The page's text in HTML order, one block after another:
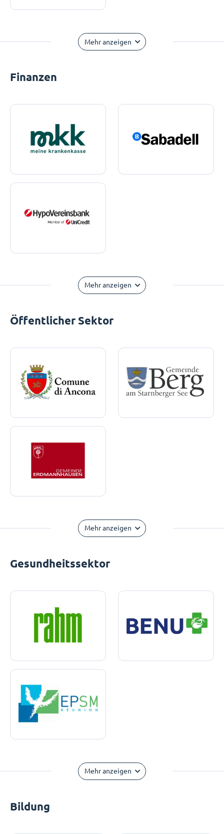
Mehr anzeigen
Finanzen
Mehr anzeigen
Öffentlicher Sektor
Mehr anzeigen
Gesundheitssektor
Mehr anzeigen
Bildung